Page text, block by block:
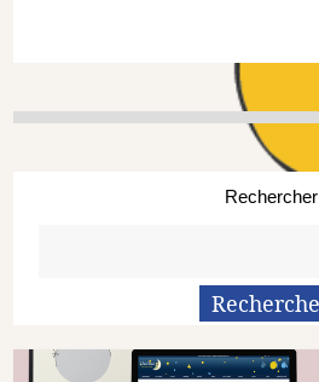
Rechercher